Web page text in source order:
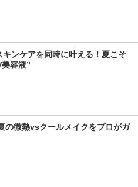
キンケアを同時に叶える！夏こそ
容液”
の微熱vsクールメイクをプロがガ